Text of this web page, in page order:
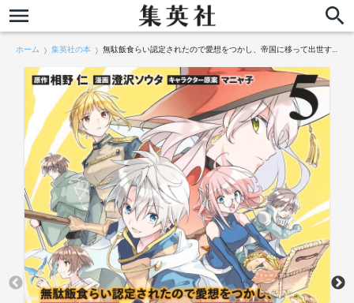
ホーム 集英社の本 無駄飯食らい認定されたので愛想をつかし、帝国に移って出世する 5 ～王国の偉い人にはそれが分からんのです～